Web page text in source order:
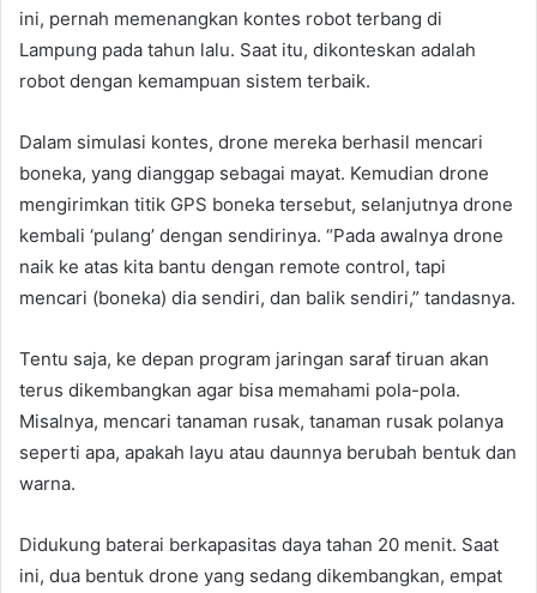
ini, pernah memenangkan kontes robot terbang di
Lampung pada tahun lalu. Saat itu, dikonteskan adalah
robot dengan kemampuan sistem terbaik.
Dalam simulasi kontes, drone mereka berhasil mencari
boneka, yang dianggap sebagai mayat. Kemudian drone
mengirimkan titik GPS boneka tersebut, selanjutnya drone
kembali ‘pulang’ dengan sendirinya. “Pada awalnya drone
naik ke atas kita bantu dengan remote control, tapi
mencari (boneka) dia sendiri, dan balik sendiri,” tandasnya.
Tentu saja, ke depan program jaringan saraf tiruan akan
terus dikembangkan agar bisa memahami pola-pola.
Misalnya, mencari tanaman rusak, tanaman rusak polanya
seperti apa, apakah layu atau daunnya berubah bentuk dan
warna.
Didukung baterai berkapasitas daya tahan 20 menit. Saat
ini, dua bentuk drone yang sedang dikembangkan, empat